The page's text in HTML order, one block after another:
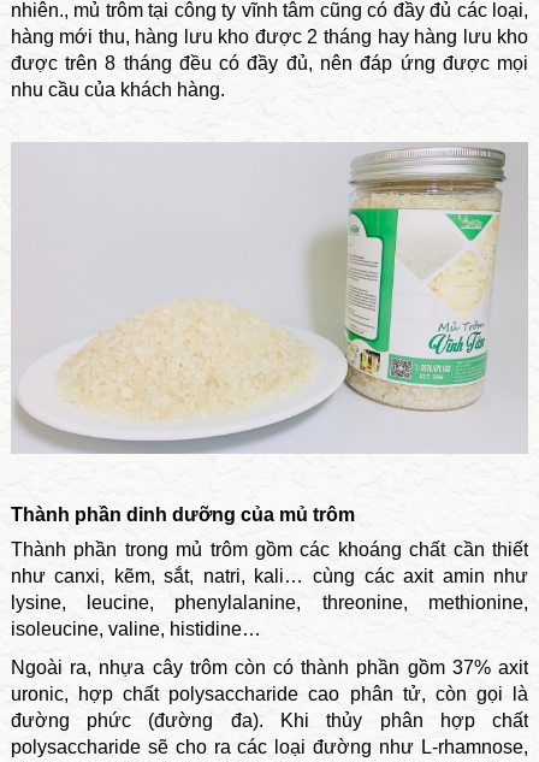
nhiên., mủ trôm tại công ty vĩnh tâm cũng có đầy đủ các loại,
hàng mới thu, hàng lưu kho được 2 tháng hay hàng lưu kho
được trên 8 tháng đều có đầy đủ, nên đáp ứng được mọi
nhu cầu của khách hàng.
Thành phần dinh dưỡng của mủ trôm
Thành phần trong mủ trôm gồm các khoáng chất cần thiết
như canxi, kẽm, sắt, natri, kali… cùng các axit amin như
lysine, leucine, phenylalanine, threonine, methionine,
isoleucine, valine, histidine…
Ngoài ra, nhựa cây trôm còn có thành phần gồm 37% axit
uronic, hợp chất polysaccharide cao phân tử, còn gọi là
đường phức (đường đa). Khi thủy phân hợp chất
polysaccharide sẽ cho ra các loại đường như L-rhamnose,